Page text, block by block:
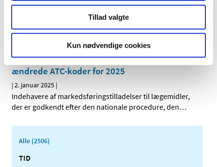
Tillad valgte
Kun nødvendige cookies
Den Europæiske Farmakopékommission har godkendt at
fjerne testen for såkaldte pyrogener (giftstoffer fra…
Opdatering af produktresumeer på grund af
ændrede ATC-koder for 2025
| 2. januar 2025 |
Indehavere af markedsføringstilladelser til lægemidler,
der er godkendt efter den nationale procedure, den…
Alle (2506)
TID